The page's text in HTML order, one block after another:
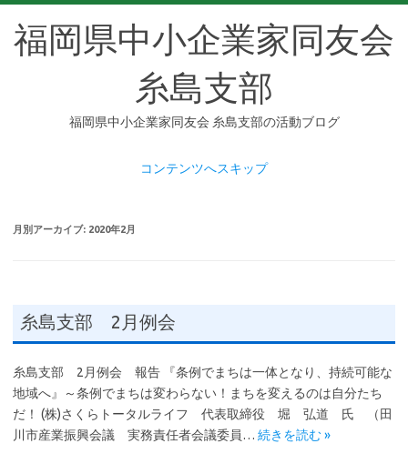
福岡県中小企業家同友会
糸島支部
福岡県中小企業家同友会 糸島支部の活動ブログ
コンテンツへスキップ
月別アーカイブ: 2020年2月
糸島支部 2月例会
糸島支部 2月例会 報告 『条例でまちは一体となり、持続可能な
地域へ』～条例でまちは変わらない！まちを変えるのは自分たち
だ！ (株)さくらトータルライフ 代表取締役 堀 弘道 氏 （田
川市産業振興会議 実務責任者会議委員… 続きを読む »